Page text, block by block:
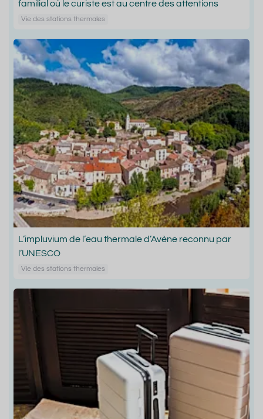
familial où le curiste est au centre des attentions
Vie des stations thermales
L’impluvium de l’eau thermale d’Avène reconnu par
l’UNESCO
Vie des stations thermales